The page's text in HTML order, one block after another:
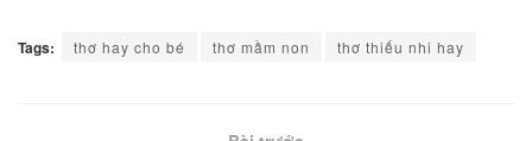
Tags: thơ hay cho bé thơ mầm non thơ thiếu nhi hay